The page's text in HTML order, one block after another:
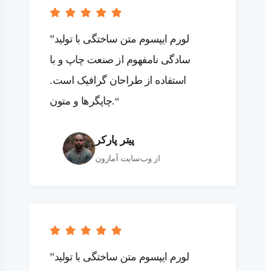
”لورم ایپسوم متن ساختگی با تولید
سادگی نامفهوم از صنعت چاپ و با
استفاده از طراحان گرافیک است.
چاپگرها و متون.“
پیتر پارکر
از وب‌سایت آمازون
”لورم ایپسوم متن ساختگی با تولید